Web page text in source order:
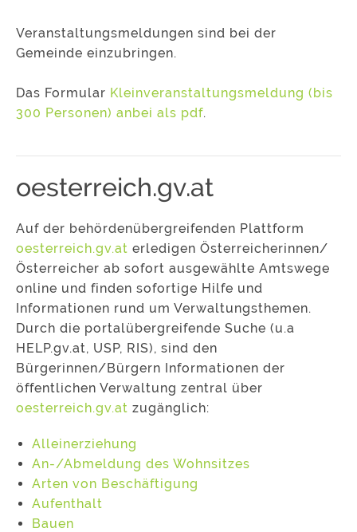
Veranstaltungsmeldungen sind bei der
Gemeinde einzubringen.
Das Formular Kleinveranstaltungsmeldung (bis
300 Personen) anbei als pdf.
oesterreich.gv.at
Auf der behördenübergreifenden Plattform
oesterreich.gv.at erledigen Österreicherinnen/
Österreicher ab sofort ausgewählte Amtswege
online und finden sofortige Hilfe und
Informationen rund um Verwaltungsthemen.
Durch die portalübergreifende Suche (u.a
HELP.gv.at, USP, RIS), sind den
Bürgerinnen/Bürgern Informationen der
öffentlichen Verwaltung zentral über
oesterreich.gv.at zugänglich:
Alleinerziehung
An-/Abmeldung des Wohnsitzes
Arten von Beschäftigung
Aufenthalt
Bauen